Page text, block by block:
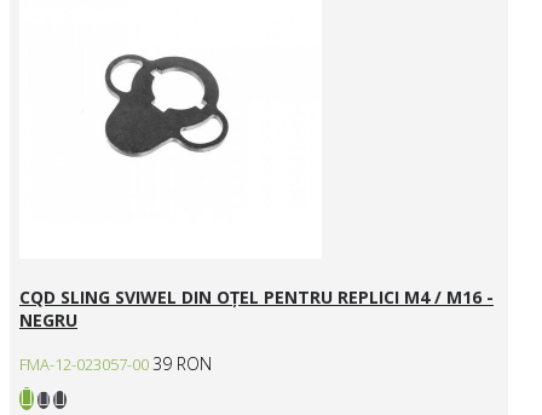
CQD SLING SVIWEL DIN OȚEL PENTRU REPLICI M4 / M16 -
NEGRU
FMA-12-023057-00 39 RON